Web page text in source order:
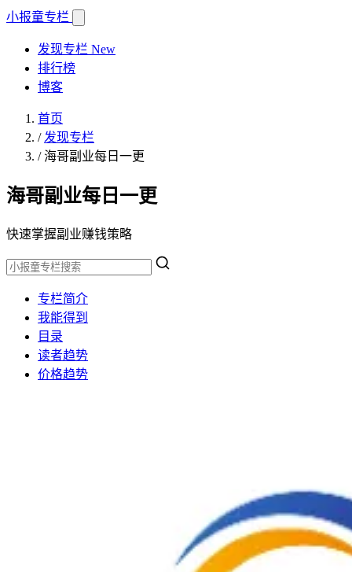
小报童专栏
发现专栏 New
排行榜
博客
首页
/ 发现专栏
/ 海哥副业每日一更
海哥副业每日一更
快速掌握副业赚钱策略
专栏简介
我能得到
目录
读者趋势
价格趋势